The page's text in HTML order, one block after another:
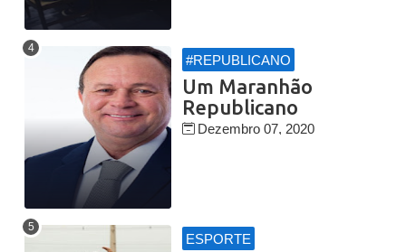
#REPUBLICANO
Um Maranhão
Republicano
Dezembro 07, 2020
ESPORTE